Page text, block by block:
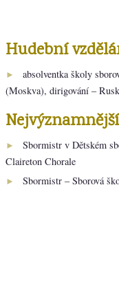
Hudební
►
absolventka školy
(Moskva), dirigování –
►
Sbormistr v Dětském
Claireton Chorale
► Sbormistr – Sborová